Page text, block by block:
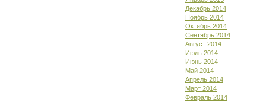
Декабрь 2014
Ноябрь 2014
Октябрь 2014
Сентябрь 2014
Август 2014
Июль 2014
Июнь 2014
Май 2014
Апрель 2014
Март 2014
Февраль 2014